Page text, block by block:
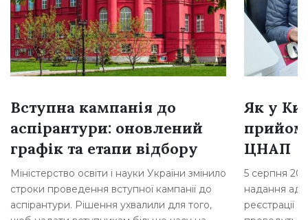
Вступна кампанія до
аспірантури: оновлений
графік та етапи відбору
Міністерство освіти і науки України змінило
строки проведення вступної кампанії до
аспірантури. Рішення ухвалили для того,
Як у
прийом
ЦНАП
5 серпня
надання
реєстрації